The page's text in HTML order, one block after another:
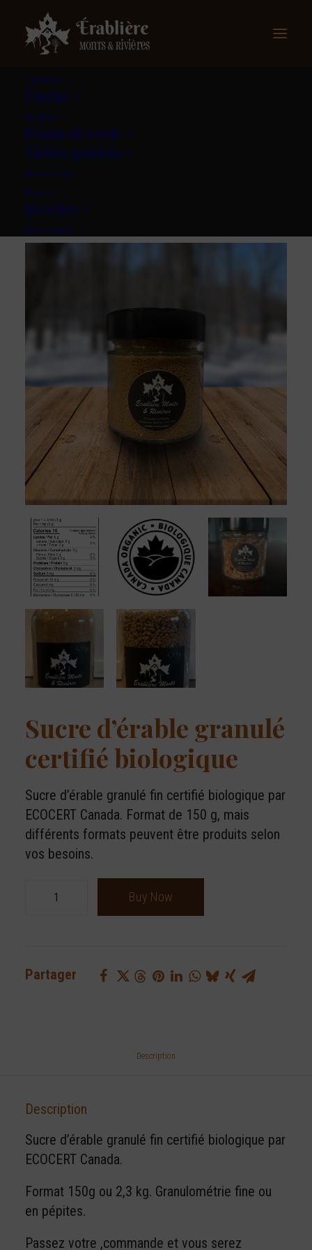
À propos
Équipe
Produits
Points de vente
Visites guidées
Évènements
Blogue
Recettes
Nous joindre
Nos produits
Sucre d’érable granulé
certifié biologique
Sucre d’érable granulé fin certifié biologique par
ECOCERT Canada. Format de 150 g, mais
différents formats peuvent être produits selon
vos besoins.
granulé
certifié
Buy Now
Partager
Description
Description
Sucre d’érable granulé fin certifié biologique par
ECOCERT Canada.
Format 150g ou 2,3 kg. Granulométrie fine ou
en pépites.
Passez votre ,commande et vous serez